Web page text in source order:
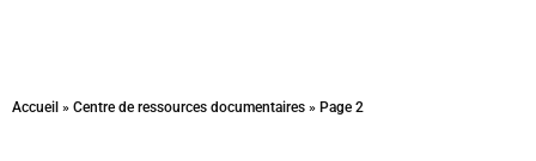
Accueil » Centre de ressources documentaires » Page 2